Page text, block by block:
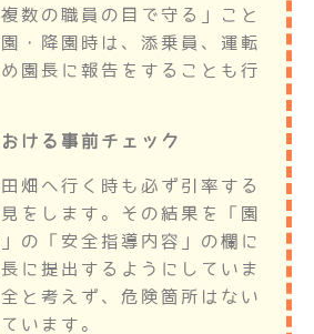
数の職員の目で守る」こと
・降園時は、添乗員、運転
園長に報告をすることも行
ける事前チェック
畑へ行く時も必ず引率する
をします。その結果を「園
の「安全指導内容」の欄に
に提出するようにしていま
と考えず、危険箇所はない
います。